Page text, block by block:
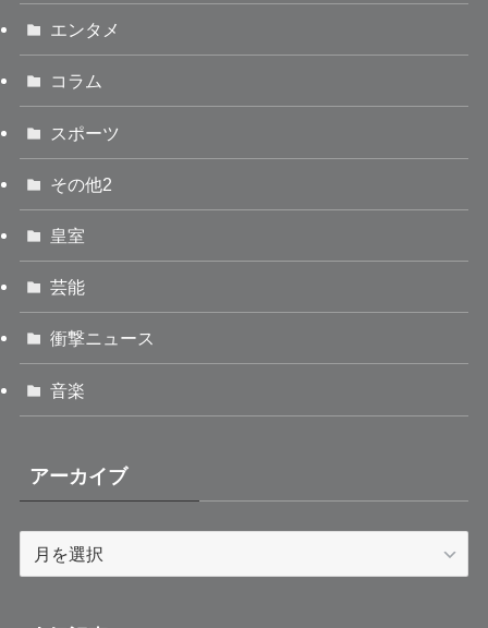
エンタメ
コラム
スポーツ
その他2
皇室
芸能
衝撃ニュース
音楽
アーカイブ